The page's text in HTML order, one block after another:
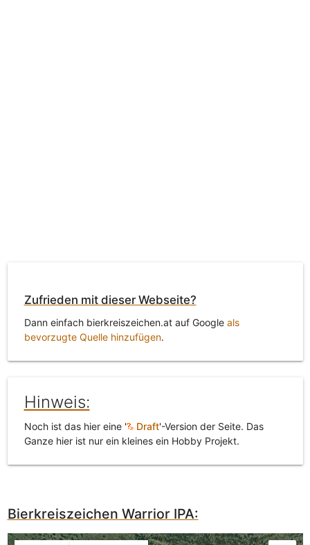
Zufrieden mit dieser Webseite?
Dann einfach bierkreiszeichen.at auf Google als
bevorzugte Quelle hinzufügen.
Hinweis:
Noch ist das hier eine ' Draft'-Version der Seite. Das
Ganze hier ist nur ein kleines ein Hobby Projekt.
Bierkreiszeichen Warrior IPA: